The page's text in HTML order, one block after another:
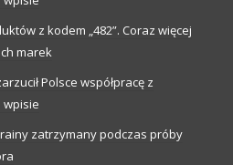
z kodem „482”. Coraz więcej
marek
Polsce współpracę z
wpisie
zatrzymany podczas próby